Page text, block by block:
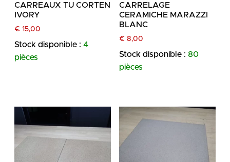
CARREAUX TU CORTEN
IVORY
€ 15,00
Stock disponible : 4
pièces
CARRELAGE
CERAMICHE MARAZZI
BLANC
€ 8,00
Stock disponible : 80
pièces